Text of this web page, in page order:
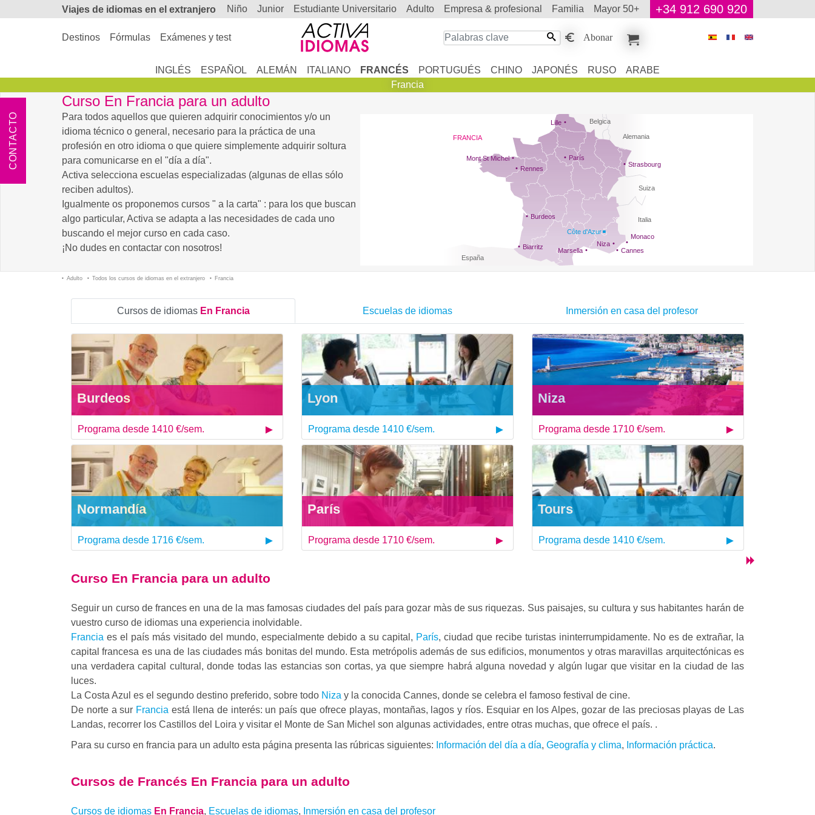
Viajes de idiomas en el extranjero niño junior estudiante Universitario adulto empresa & profesional familia mayor 50+ +34 912 690 920
Destinos Fórmulas Exámenes y test Abonar
INGLÉS ESPAÑOL ALEMÁN ITALIANO FRANCÉS PORTUGUÉS CHINO JAPONÉS RUSO
ARABE
Francia
Curso En Francia para un adulto
FRANCIA
Belgica
Alemania
España
Italia
Suiza
Niza
Cannes
Monaco
Mont St Michel
Biarritz
Burdeos
París
Strasbourg
Marsella
Lille
Côte d'Azur
Rennes
Para todos aquellos que quieren adquirir conocimientos y/o un
idioma técnico o general, necesario para la práctica de una
profesión en otro idioma o que quiere simplemente adquirir soltura
para comunicarse en el "día a día".
Activa selecciona escuelas especializadas (algunas de ellas sólo
reciben adultos).
Igualmente os proponemos cursos " a la carta" : para los que buscan
algo particular, Activa se adapta a las necesidades de cada uno
buscando el mejor curso en cada caso.
¡No dudes en contactar con nosotros!
Adulto Todos los cursos de idiomas en el extranjero Francia
Cursos de idiomas En Francia Escuelas de idiomas Inmersión en casa del profesor
Burdeos
Programa desde 1410 €/sem.
Lyon
Programa desde 1410 €/sem.
Niza
Programa desde 1710 €/sem.
Normandía
Programa desde 1716 €/sem.
París
Programa desde 1710 €/sem.
Tours
Programa desde 1410 €/sem.
Curso En Francia para un adulto
Seguir un curso de frances en una de la mas famosas ciudades del país para gozar màs de sus riquezas. Sus paisajes, su cultura y sus habitantes harán de
vuestro curso de idiomas una experiencia inolvidable.
Francia es el país más visitado del mundo, especialmente debido a su capital, París, ciudad que recibe turistas ininterrumpidamente. No es de extrañar, la
capital francesa es una de las ciudades más bonitas del mundo. Esta metrópolis además de sus edificios, monumentos y otras maravillas arquitectónicas es
una verdadera capital cultural, donde todas las estancias son cortas, ya que siempre habrá alguna novedad y algún lugar que visitar en la ciudad de las
luces.
La Costa Azul es el segundo destino preferido, sobre todo Niza y la conocida Cannes, donde se celebra el famoso festival de cine.
De norte a sur Francia está llena de interés: un país que ofrece playas, montañas, lagos y ríos. Esquiar en los Alpes, gozar de las preciosas playas de Las
Landas, recorrer los Castillos del Loira y visitar el Monte de San Michel son algunas actividades, entre otras muchas, que ofrece el país. .
Para su curso en francia para un adulto esta página presenta las rúbricas siguientes: Información del día a día, Geografía y clima, Información práctica.
Cursos de Francés En Francia para un adulto
Cursos de idiomas En Francia, Escuelas de idiomas, Inmersión en casa del profesor
CONTACTO